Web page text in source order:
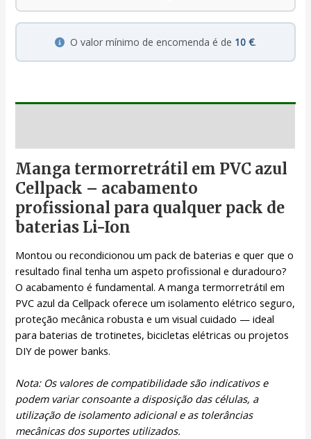
O valor mínimo de encomenda é de 10 €.
Manga termorretrátil em PVC azul
Cellpack – acabamento
profissional para qualquer pack de
baterias Li-Ion
Montou ou recondicionou um pack de baterias e quer que o
resultado final tenha um aspeto profissional e duradouro?
O acabamento é fundamental. A manga termorretrátil em
PVC azul da Cellpack oferece um isolamento elétrico seguro,
proteção mecânica robusta e um visual cuidado — ideal
para baterias de trotinetes, bicicletas elétricas ou projetos
DIY de power banks.
Nota: Os valores de compatibilidade são indicativos e
podem variar consoante a disposição das células, a
utilização de isolamento adicional e as tolerâncias
mecânicas dos suportes utilizados.